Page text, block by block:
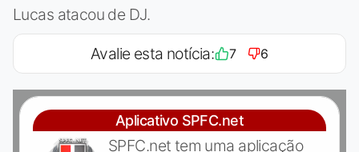
Lucas atacou de DJ.
Avalie esta notícia: 7 6
Aplicativo SPFC.net
SPFC.net tem uma aplicação